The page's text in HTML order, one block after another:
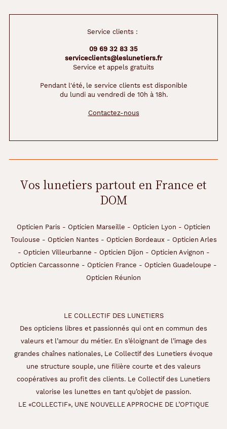
Service clients :
09 69 32 83 35
serviceclients@leslunetiers.fr
Service et appels gratuits
Pendant l'été, le service clients est disponible
du lundi au vendredi de 10h à 18h.
Contactez-nous
Vos lunetiers partout en France et
DOM
Opticien Paris - Opticien Marseille - Opticien Lyon - Opticien
Toulouse - Opticien Nantes - Opticien Bordeaux- Opticien Arles
- Opticien Villeurbanne - Opticien Dijon - Opticien Avignon -
Opticien Carcassonne - Opticien France - Opticien Guadeloupe -
Opticien Réunion
LE COLLECTIF DES LUNETIERS
Des opticiens libres et passionnés qui ont en commun des
valeurs et l’amour du métier. En s’éloignant de l’image des
grandes chaînes nationales, Le Collectif des Lunetiers évoque
une structure souple, une filière courte et des valeurs
coopératives au profit des clients. Le Collectif des Lunetiers
valorise les lunettes en tant qu’objet de passion.
LE «COLLECTIF», UNE NOUVELLE APPROCHE DE L’OPTIQUE